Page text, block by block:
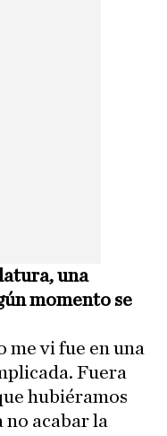
una
momento se
me vi fue en una
Fuera
hubiéramos
acabar la